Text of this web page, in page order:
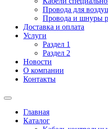
Провода для
Провода и шнуры
Доставка и оплата
Услуги
Раздел 1
Раздел 2
Новости
О компании
Контакты
Главная
Каталог